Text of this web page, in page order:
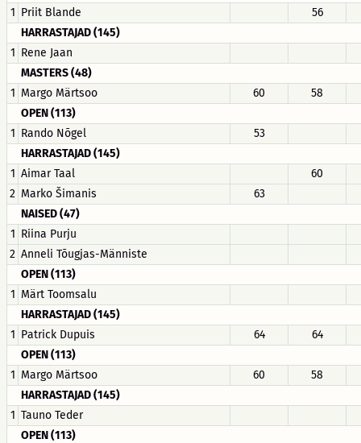
1 Priit Blande
56
HARRASTAJAD (145)
1 Rene Jaan
MASTERS (48)
1 Margo Märtsoo 60
58
OPEN (113)
1 Rando Nõgel
53
HARRASTAJAD (145)
1 Aimar Taal
60
2 Marko Šimanis
63
NAISED (47)
1 Riina Purju
2 Anneli Tõugjas-Männiste
OPEN (113)
1 Märt Toomsalu
HARRASTAJAD (145)
1 Patrick Dupuis 64
64
OPEN (113)
1 Margo Märtsoo 60
58
HARRASTAJAD (145)
1 Tauno Teder
OPEN (113)